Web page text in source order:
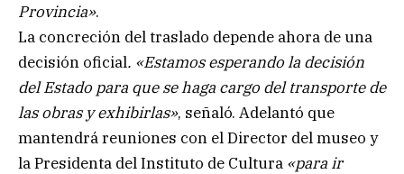
Provincia».
La concreción del traslado depende ahora de una
decisión oficial. «Estamos esperando la decisión
del Estado para que se haga cargo del transporte de
las obras y exhibirlas», señaló. Adelantó que
mantendrá reuniones con el Director del museo y
la Presidenta del Instituto de Cultura «para ir